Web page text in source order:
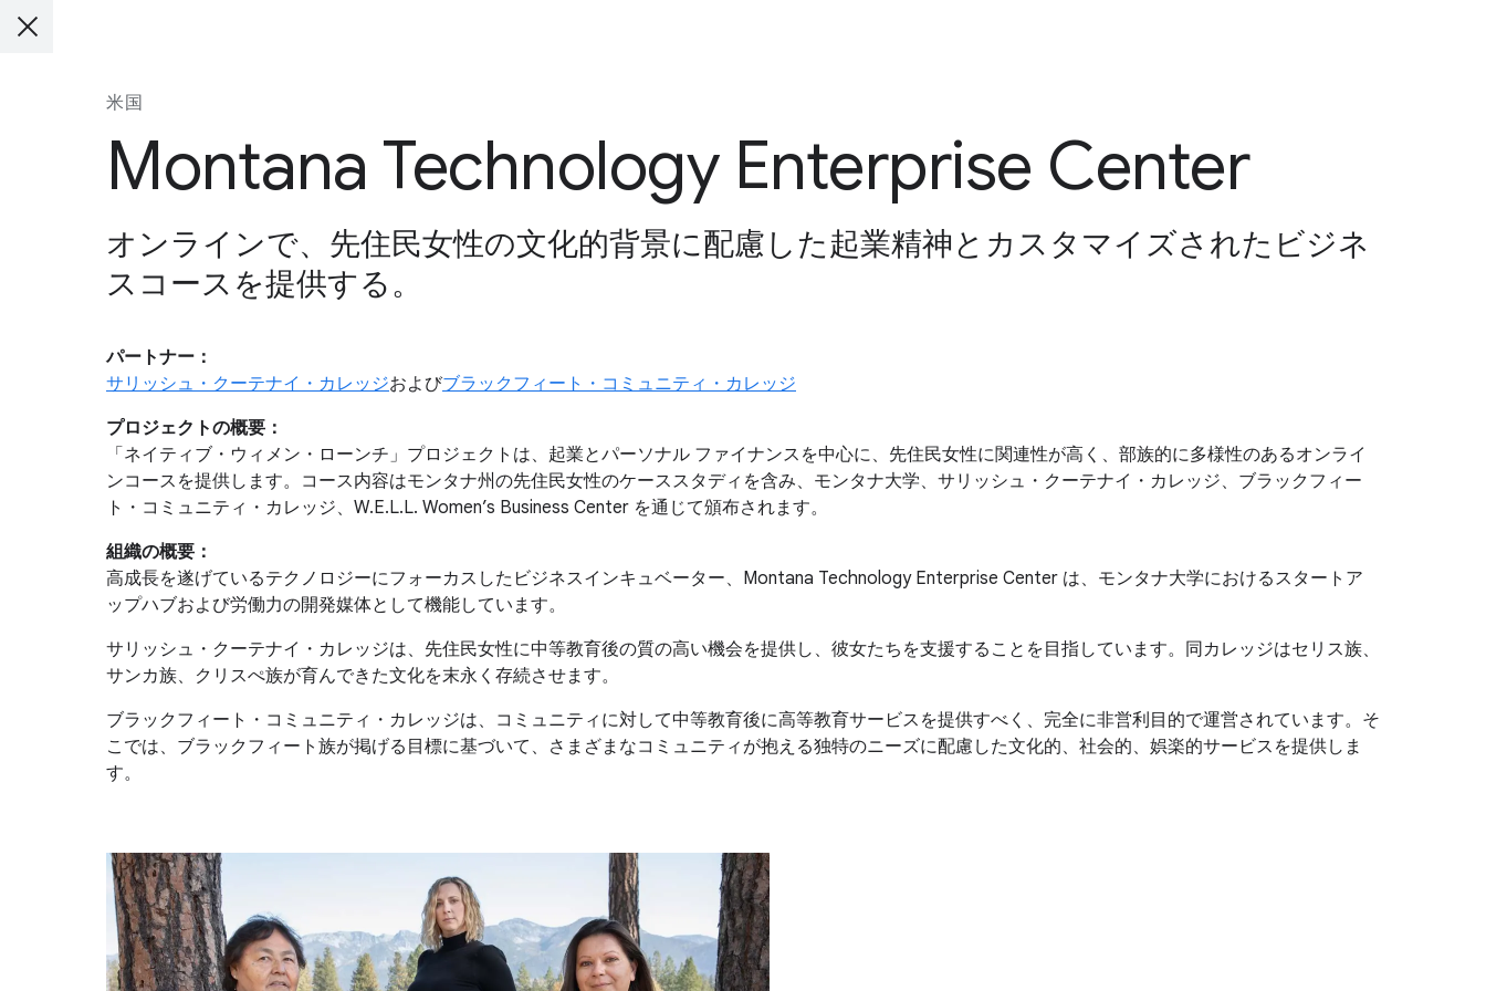
米国
Montana Technology Enterprise Center
オンラインで、先住民女性の文化的背景に配慮した起業精神とカスタマイズされたビジネ
スコースを提供する。
パートナー：
サリッシュ・クーテナイ・カレッジおよびブラックフィート・コミュニティ・カレッジ
プロジェクトの概要：
「ネイティブ・ウィメン・ローンチ」プロジェクトは、起業とパーソナル ファイナンスを中心に、先住民女性に関連性が高く、部族的に多様性のあるオンライ
ンコースを提供します。コース内容はモンタナ州の先住民女性のケーススタディを含み、モンタナ大学、サリッシュ・クーテナイ・カレッジ、ブラックフィー
ト・コミュニティ・カレッジ、W.E.L.L. Women’s Business Center を通じて頒布されます。
組織の概要：
高成長を遂げているテクノロジーにフォーカスしたビジネスインキュベーター、Montana Technology Enterprise Center は、モンタナ大学におけるスタートア
ップハブおよび労働力の開発媒体として機能しています。
サリッシュ・クーテナイ・カレッジは、先住民女性に中等教育後の質の高い機会を提供し、彼女たちを支援することを目指しています。同カレッジはセリス族、
サンカ族、クリスぺ族が育んできた文化を末永く存続させます。
ブラックフィート・コミュニティ・カレッジは、コミュニティに対して中等教育後に高等教育サービスを提供すべく、完全に非営利目的で運営されています。そ
こでは、ブラックフィート族が掲げる目標に基づいて、さまざまなコミュニティが抱える独特のニーズに配慮した文化的、社会的、娯楽的サービスを提供しま
す。